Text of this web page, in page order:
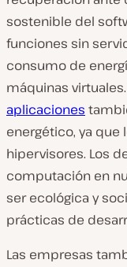
sostenible del
funciones sin
consumo de
máquinas virtuales.
aplicaciones
energético, ya
hipervisores. Los
computación en
ser ecológica y
prácticas de
Las empresas